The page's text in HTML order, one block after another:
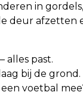
in
deur afzetten
alles past.
bij de grond.
voetbal